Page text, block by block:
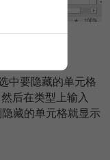
中要隐藏的单元格
后在类型上输入
隐藏的单元格就显示